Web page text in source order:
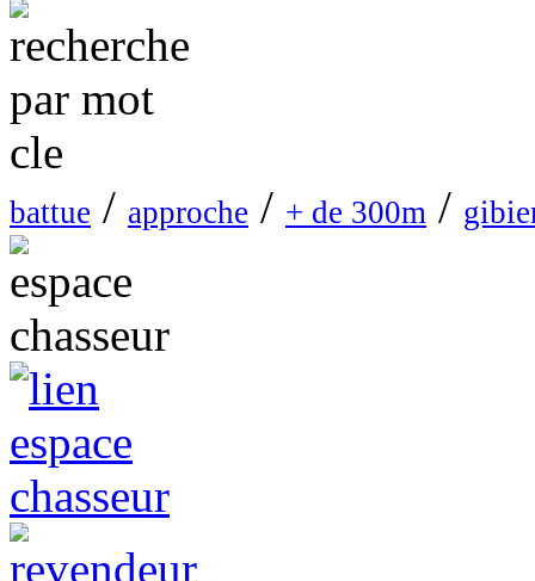
battue / approche / + de 300m /